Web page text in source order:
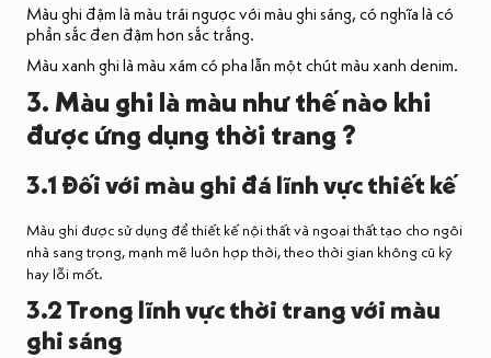
Màu ghi đậm là màu trái ngược với màu ghi sáng, có nghĩa là có
phần sắc đen đậm hơn sắc trắng.
Màu xanh ghi là màu xám có pha lẫn một chút màu xanh denim.
3. Màu ghi là màu như thế nào khi
được ứng dụng thời trang ?
3.1 Đối với màu ghi đá lĩnh vực thiết kế
Màu ghi được sử dụng để thiết kế nội thất và ngoại thất tạo cho ngôi
nhà sang trọng, mạnh mẽ luôn hợp thời, theo thời gian không cũ kỹ
hay lỗi mốt.
3.2 Trong lĩnh vực thời trang với màu
ghi sáng